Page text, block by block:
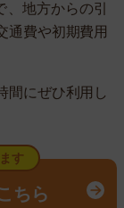
、地方からの引
通費や初期費用
間にぜひ利用し
す
ちら